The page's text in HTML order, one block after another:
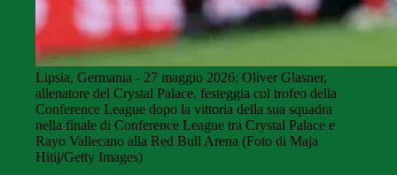
Lipsia, Germania - 27 maggio 2026: Oliver Glasner,
allenatore del Crystal Palace, festeggia col trofeo della
Conference League dopo la vittoria della sua squadra
nella finale di Conference League tra Crystal Palace e
Rayo Vallecano alla Red Bull Arena (Foto di Maja
Hitij/Getty Images)